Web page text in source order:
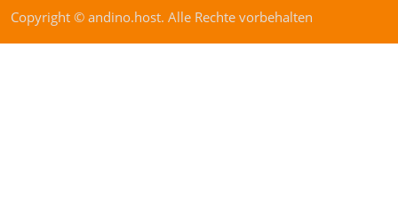
Copyright © andino.host. Alle Rechte vorbehalten